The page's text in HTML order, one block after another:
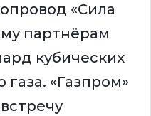
«Сила
партнёрам
кубических
«Газпром»